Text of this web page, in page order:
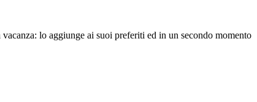
lo aggiunge ai suoi preferiti ed in un secondo momento